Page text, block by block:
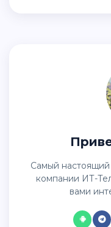
Самый настоящий сургутский лисенок. Я аватар
компании ИТ-
вами